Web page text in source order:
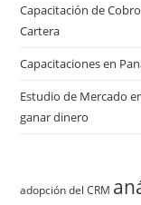
Capacitación de
Cartera
Capacitaciones en
Estudio de Mercado
ganar dinero
adopción del CRM